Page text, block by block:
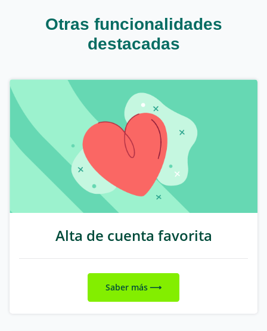
Otras funcionalidades
destacadas
Alta de cuenta favorita
Saber más